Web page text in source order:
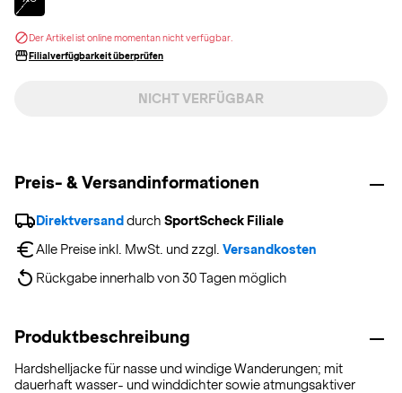
Der Artikel ist online momentan nicht verfügbar.
Filialverfügbarkeit überprüfen
NICHT VERFÜGBAR
Preis- & Versandinformationen
Direktversand durch SportScheck Filiale
Alle Preise inkl. MwSt. und zzgl. Versandkosten
Rückgabe innerhalb von 30 Tagen möglich
Produktbeschreibung
Hardshelljacke für nasse und windige Wanderungen; mit
dauerhaft wasser- und winddichter sowie atmungsaktiver